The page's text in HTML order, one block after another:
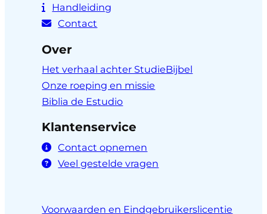
Handleiding
Contact
Over
Het verhaal achter StudieBijbel
Onze roeping en missie
Biblia de Estudio
Klantenservice
Contact opnemen
Veel gestelde vragen
Voorwaarden en Eindgebruikerslicentie